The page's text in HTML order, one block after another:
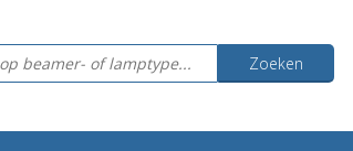
Zoeken